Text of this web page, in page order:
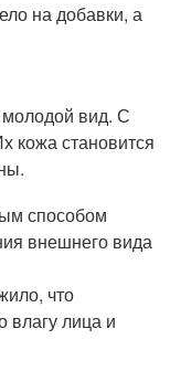
на добавки, а
вид. С
кожа становится
способом
внешнего вида
что
влагу лица и